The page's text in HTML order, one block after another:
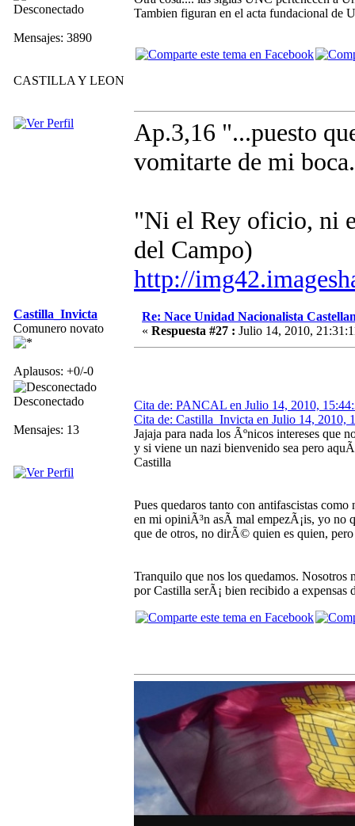
Desconectado
Mensajes: 3890
CASTILLA Y LEON
Tambien figuran en el acta fundacional de
Ap.3,16 "...puesto
vomitarte de mi
"Ni el Rey oficio, ni
del Campo)
http://
Castilla_Invicta
Comunero novato
Aplausos: +0/-0
Desconectado
Mensajes: 13
Re: Nace Unidad Nacionalista
« Respuesta #27 : Julio 14, 2010,
Cita de: PANCAL en Julio 14, 2010,
Cita de: Castilla_Invicta en Julio 14, 2010,
Jajaja para nada los Ãºnicos intereses que
y si viene un nazi bienvenido sea pero
Castilla
Pues quedaros tanto con antifascistas
en mi opiniÃ³n asÃ­ mal empezÃ¡is, yo no
que de otros, no dirÃ© quien es quien,
Tranquilo que nos los quedamos. Nosotros
por Castilla serÃ¡ bien recibido a